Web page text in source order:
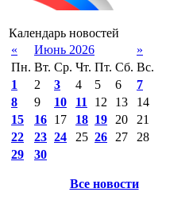
Календарь новостей
«
Июнь 2026
»
Пн. Вт. Ср. Чт. Пт. Сб. Вс.
1
2 3 4 5 6
7
8
9 10 11 12 13
14
15
16 17 18 19 20
21
22
23 24 25 26 27
28
29
30
Все новости